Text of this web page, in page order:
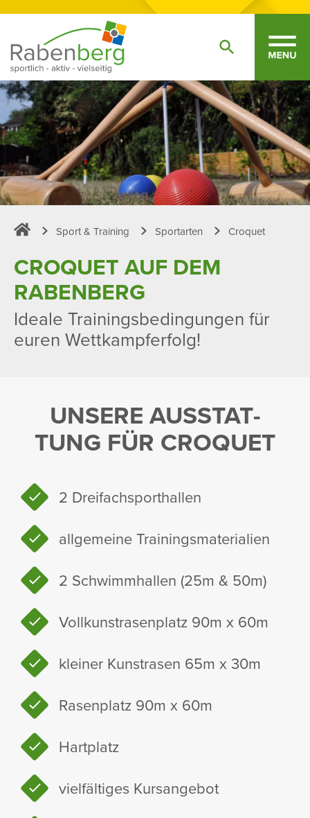
Sport & Training Sportarten Croquet
CROQUET AUF DEM
RABEN­BERG
Ideale Trai­nings­be­din­gungen für
euren Wett­kampfer­folg!
UNSERE AUSSTAT­
TUNG FÜR CROQUET
2 Drei­fach­sport­hallen
allge­meine Trai­nings­ma­te­ria­lien
2 Schwimm­hallen (25m & 50m)
Voll­kunst­ra­sen­platz 90m x 60m
kleiner Kunst­rasen 65m x 30m
Rasen­platz 90m x 60m
Hart­platz
viel­fäl­tiges Kurs­an­gebot